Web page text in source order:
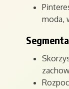
moda,